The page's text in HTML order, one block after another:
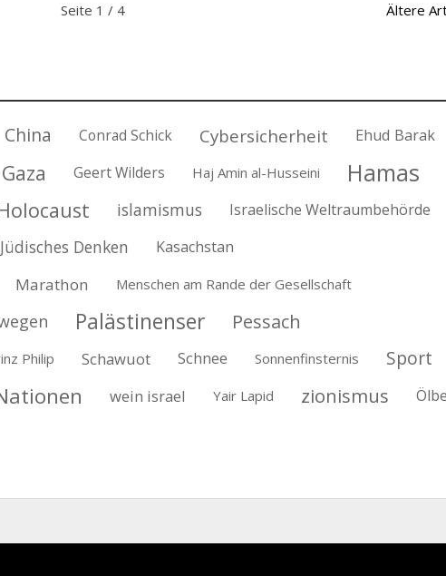
Seite 1 / 4 Ältere
China Conrad Schick Cybersicherheit Ehud Barak
Gaza Geert Wilders Haj Amin al-Husseini Hamas
islamismus
Israelische Weltraumbehörde
Jüdisches Denken Kasachstan
Marathon Menschen am Rande der Gesellschaft
Palästinenser Pessach
Philip Schawuot Schnee Sonnenfinsternis Sport
wein israel Yair Lapid zionismus